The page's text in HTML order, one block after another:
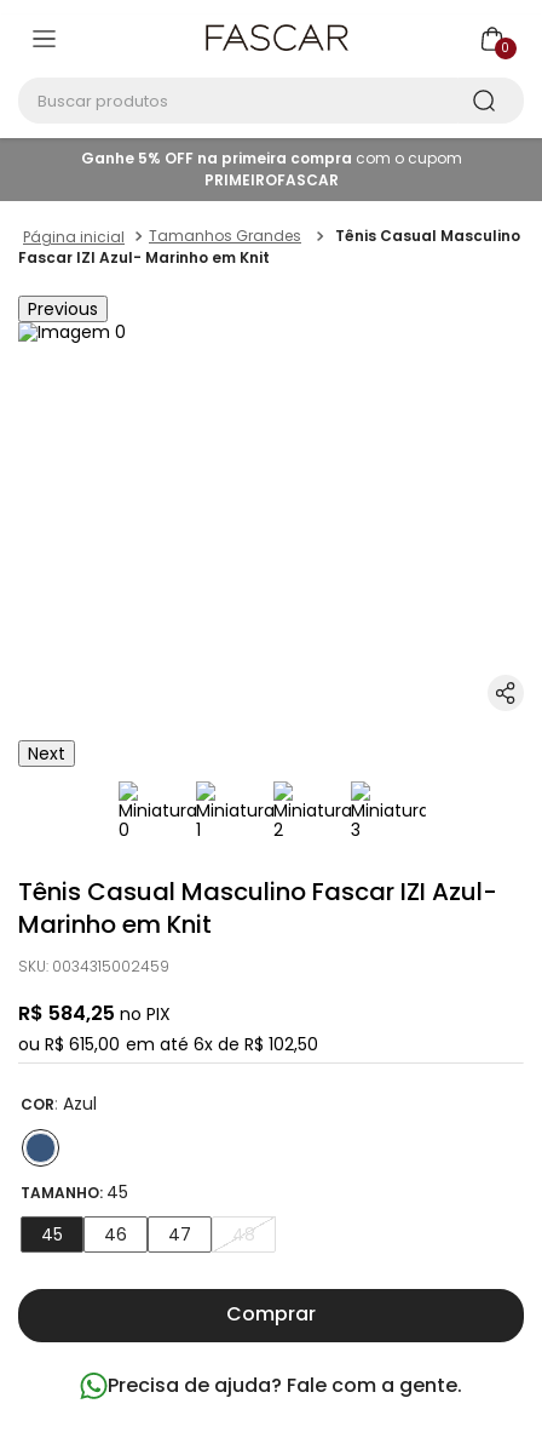
0
Ganhe 5% OFF na primeira compra com o cupom
PRIMEIROFASCAR
Tamanhos Grandes
Tênis Casual Masculino
Fascar IZI Azul- Marinho em Knit
Previous
Next
Tênis Casual Masculino Fascar IZI Azul-
Marinho em Knit
SKU: 0034315002459
R$ 584,25 no PIX
ou R$ 615,00 em até 6x de R$ 102,50
COR: Azul
TAMANHO: 45
45
46 47 48
Comprar
Precisa de ajuda? Fale com a gente.